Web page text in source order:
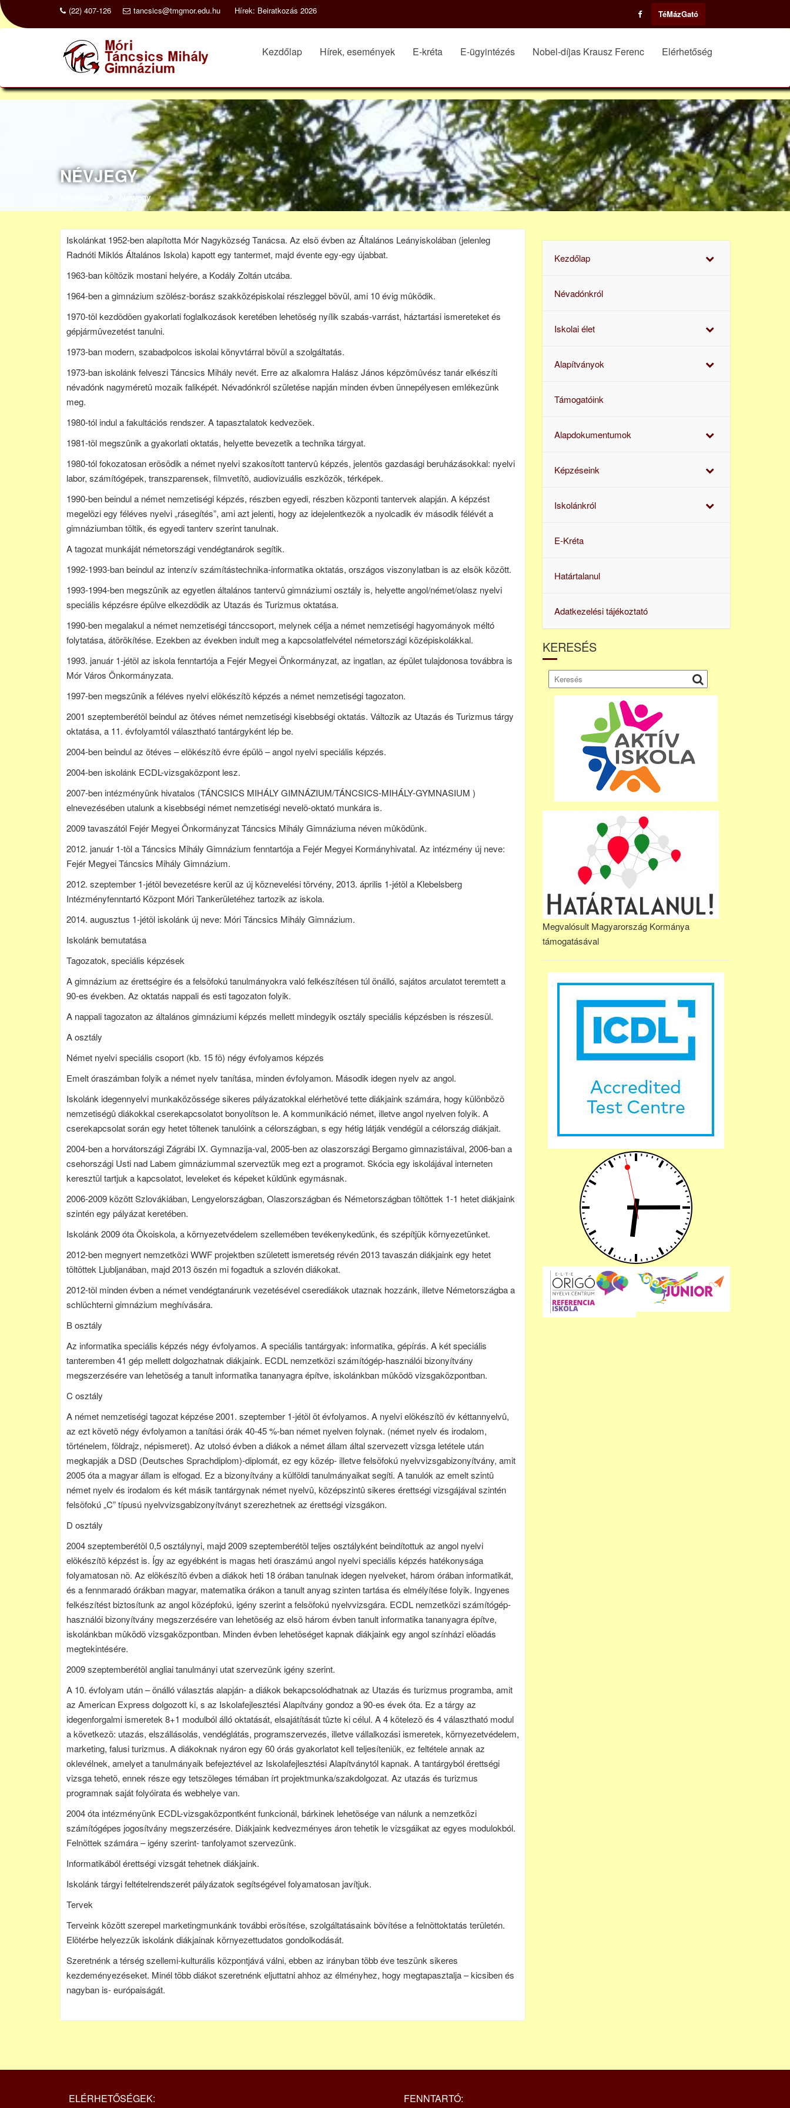
Skip
to
content
(22) 407-126 tancsics@tmgmor.edu.hu Hírek: Beiratkozás 2026 TéMázGató
Kezdőlap Hírek, események E-kréta E-ügyintézés Nobel-díjas Krausz Ferenc Elérhetőség
NÉVJEGY
Névjegy
Iskolánkat 1952-ben alapította Mór Nagyközség Tanácsa. Az elsõ évben az Általános Leányiskolában (jelenleg
Radnóti Miklós Általános Iskola) kapott egy tantermet, majd évente egy-egy újabbat.
1963-ban költözik mostani helyére, a Kodály Zoltán utcába.
1964-ben a gimnázium szõlész-borász szakközépiskolai részleggel bõvül, ami 10 évig mûködik.
1970-tõl kezdõdõen gyakorlati foglalkozások keretében lehetõség nyílik szabás-varrást, háztartási ismereteket és
gépjármûvezetést tanulni.
1973-ban modern, szabadpolcos iskolai könyvtárral bõvül a szolgáltatás.
1973-ban iskolánk felveszi Táncsics Mihály nevét. Erre az alkalomra Halász János képzõmûvész tanár elkészíti
névadónk nagyméretû mozaik faliképét. Névadónkról születése napján minden évben ünnepélyesen emlékezünk
meg.
1980-tól indul a fakultációs rendszer. A tapasztalatok kedvezõek.
1981-tõl megszûnik a gyakorlati oktatás, helyette bevezetik a technika tárgyat.
1980-tól fokozatosan erõsödik a német nyelvi szakosított tantervû képzés, jelentõs gazdasági beruházásokkal: nyelvi
labor, számítógépek, transzparensek, filmvetítõ, audiovizuális eszközök, térképek.
1990-ben beindul a német nemzetiségi képzés, részben egyedi, részben központi tantervek alapján. A képzést
megelõzi egy féléves nyelvi „rásegítés”, ami azt jelenti, hogy az idejelentkezõk a nyolcadik év második félévét a
gimnáziumban töltik, és egyedi tanterv szerint tanulnak.
A tagozat munkáját németországi vendégtanárok segítik.
1992-1993-ban beindul az intenzív számítástechnika-informatika oktatás, országos viszonylatban is az elsõk között.
1993-1994-ben megszûnik az egyetlen általános tantervû gimnáziumi osztály is, helyette angol/német/olasz nyelvi
speciális képzésre épülve elkezdõdik az Utazás és Turizmus oktatása.
1990-ben megalakul a német nemzetiségi tánccsoport, melynek célja a német nemzetiségi hagyományok méltó
folytatása, átörökítése. Ezekben az években indult meg a kapcsolatfelvétel németországi középiskolákkal.
1993. január 1-jétõl az iskola fenntartója a Fejér Megyei Önkormányzat, az ingatlan, az épület tulajdonosa továbbra is
Mór Város Önkormányzata.
1997-ben megszûnik a féléves nyelvi elõkészítõ képzés a német nemzetiségi tagozaton.
2001 szeptemberétõl beindul az ötéves német nemzetiségi kisebbségi oktatás. Változik az Utazás és Turizmus tárgy
oktatása, a 11. évfolyamtól választható tantárgyként lép be.
2004-ben beindul az ötéves – elõkészítõ évre épülõ – angol nyelvi speciális képzés.
2004-ben iskolánk ECDL-vizsgaközpont lesz.
2007-ben intézményünk hivatalos (TÁNCSICS MIHÁLY GIMNÁZIUM/TÁNCSICS-MIHÁLY-GYMNASIUM )
elnevezésében utalunk a kisebbségi német nemzetiségi nevelõ-oktató munkára is.
2009 tavaszától Fejér Megyei Önkormányzat Táncsics Mihály Gimnáziuma néven mûködünk.
2012. január 1-tõl a Táncsics Mihály Gimnázium fenntartója a Fejér Megyei Kormányhivatal. Az intézmény új neve:
Fejér Megyei Táncsics Mihály Gimnázium.
2012. szeptember 1-jétõl bevezetésre kerül az új köznevelési törvény, 2013. április 1-jétõl a Klebelsberg
Intézményfenntartó Központ Móri Tankerületéhez tartozik az iskola.
2014. augusztus 1-jétõl iskolánk új neve: Móri Táncsics Mihály Gimnázium.
Iskolánk bemutatása
Tagozatok, speciális képzések
A gimnázium az érettségire és a felsõfokú tanulmányokra való felkészítésen túl önálló, sajátos arculatot teremtett a
90-es években. Az oktatás nappali és esti tagozaton folyik.
A nappali tagozaton az általános gimnáziumi képzés mellett mindegyik osztály speciális képzésben is részesül.
A osztály
Német nyelvi speciális csoport (kb. 15 fõ) négy évfolyamos képzés
Emelt óraszámban folyik a német nyelv tanítása, minden évfolyamon. Második idegen nyelv az angol.
Iskolánk idegennyelvi munkaközössége sikeres pályázatokkal elérhetõvé tette diákjaink számára, hogy különbözõ
nemzetiségû diákokkal cserekapcsolatot bonyolítson le. A kommunikáció német, illetve angol nyelven folyik. A
cserekapcsolat során egy hetet töltenek tanulóink a célországban, s egy hétig látják vendégül a célország diákjait.
2004-ben a horvátországi Zágrábi IX. Gymnazija-val, 2005-ben az olaszországi Bergamo gimnazistáival, 2006-ban a
csehországi Usti nad Labem gimnáziummal szerveztük meg ezt a programot. Skócia egy iskolájával interneten
keresztül tartjuk a kapcsolatot, leveleket és képeket küldünk egymásnak.
2006-2009 között Szlovákiában, Lengyelországban, Olaszországban és Németországban töltöttek 1-1 hetet diákjaink
szintén egy pályázat keretében.
Iskolánk 2009 óta Ökoiskola, a környezetvédelem szellemében tevékenykedünk, és szépítjük környezetünket.
2012-ben megnyert nemzetközi WWF projektben született ismeretség révén 2013 tavaszán diákjaink egy hetet
töltöttek Ljubljanában, majd 2013 õszén mi fogadtuk a szlovén diákokat.
2012-tõl minden évben a német vendégtanárunk vezetésével cserediákok utaznak hozzánk, illetve Németországba a
schlüchterni gimnázium meghívására.
B osztály
Az informatika speciális képzés négy évfolyamos. A speciális tantárgyak: informatika, gépírás. A két speciális
tanteremben 41 gép mellett dolgozhatnak diákjaink. ECDL nemzetközi számítógép-használói bizonyítvány
megszerzésére van lehetõség a tanult informatika tananyagra építve, iskolánkban mûködõ vizsgaközpontban.
C osztály
A német nemzetiségi tagozat képzése 2001. szeptember 1-jétõl öt évfolyamos. A nyelvi elõkészítõ év kéttannyelvû,
az ezt követõ négy évfolyamon a tanítási órák 40-45 %-ban német nyelven folynak. (német nyelv és irodalom,
történelem, földrajz, népismeret). Az utolsó évben a diákok a német állam által szervezett vizsga letétele után
megkapják a DSD (Deutsches Sprachdiplom)-diplomát, ez egy közép- illetve felsõfokú nyelvvizsgabizonyítvány, amit
2005 óta a magyar állam is elfogad. Ez a bizonyítvány a külföldi tanulmányaikat segíti. A tanulók az emelt szintû
német nyelv és irodalom és két másik tantárgynak német nyelvû, középszintû sikeres érettségi vizsgájával szintén
felsõfokú „C” típusú nyelvvizsgabizonyítványt szerezhetnek az érettségi vizsgákon.
D osztály
2004 szeptemberétõl 0,5 osztálynyi, majd 2009 szeptemberétõl teljes osztályként beindítottuk az angol nyelvi
elõkészítõ képzést is. Így az egyébként is magas heti óraszámú angol nyelvi speciális képzés hatékonysága
folyamatosan nõ. Az elõkészítõ évben a diákok heti 18 órában tanulnak idegen nyelveket, három órában informatikát,
és a fennmaradó órákban magyar, matematika órákon a tanult anyag szinten tartása és elmélyítése folyik. Ingyenes
felkészítést biztosítunk az angol középfokú, igény szerint a felsõfokú nyelvvizsgára. ECDL nemzetközi számítógép-
használói bizonyítvány megszerzésére van lehetõség az elsõ három évben tanult informatika tananyagra építve,
iskolánkban mûködõ vizsgaközpontban. Minden évben lehetõséget kapnak diákjaink egy angol színházi elõadás
megtekintésére.
2009 szeptemberétõl angliai tanulmányi utat szervezünk igény szerint.
A 10. évfolyam után – önálló választás alapján- a diákok bekapcsolódhatnak az Utazás és turizmus programba, amit
az American Express dolgozott ki, s az Iskolafejlesztési Alapítvány gondoz a 90-es évek óta. Ez a tárgy az
idegenforgalmi ismeretek 8+1 modulból álló oktatását, elsajátítását tûzte ki célul. A 4 kötelezõ és 4 választható modul
a következõ: utazás, elszállásolás, vendéglátás, programszervezés, illetve vállalkozási ismeretek, környezetvédelem,
marketing, falusi turizmus. A diákoknak nyáron egy 60 órás gyakorlatot kell teljesíteniük, ez feltétele annak az
oklevélnek, amelyet a tanulmányaik befejeztével az Iskolafejlesztési Alapítványtól kapnak. A tantárgyból érettségi
vizsga tehetõ, ennek része egy tetszõleges témában írt projektmunka/szakdolgozat. Az utazás és turizmus
programnak saját folyóirata és webhelye van.
2004 óta intézményünk ECDL-vizsgaközpontként funkcionál, bárkinek lehetõsége van nálunk a nemzetközi
számítógépes jogosítvány megszerzésére. Diákjaink kedvezményes áron tehetik le vizsgáikat az egyes modulokból.
Felnõttek számára – igény szerint- tanfolyamot szervezünk.
Informatikából érettségi vizsgát tehetnek diákjaink.
Iskolánk tárgyi feltételrendszerét pályázatok segítségével folyamatosan javítjuk.
Tervek
Terveink között szerepel marketingmunkánk további erõsítése, szolgáltatásaink bõvítése a felnõttoktatás területén.
Elõtérbe helyezzük iskolánk diákjainak környezettudatos gondolkodását.
Szeretnénk a térség szellemi-kulturális központjává válni, ebben az irányban több éve teszünk sikeres
kezdeményezéseket. Minél több diákot szeretnénk eljuttatni ahhoz az élményhez, hogy megtapasztalja – kicsiben és
nagyban is- európaiságát.
Kezdőlap
Névadónkról
Iskolai élet
Alapítványok
Támogatóink
Alapdokumentumok
Képzéseink
Iskolánkról
E-Kréta
Határtalanul
Adatkezelési tájékoztató
KERESÉS
Megvalósult Magyarország Kormánya
támogatásával
ELÉRHETŐSÉGEK: FENNTARTÓ: